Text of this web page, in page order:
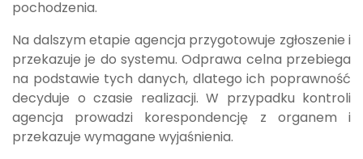
pochodzenia.
Na dalszym etapie agencja przygotowuje zgłoszenie i
przekazuje je do systemu. Odprawa celna przebiega
na podstawie tych danych, dlatego ich poprawność
decyduje o czasie realizacji. W przypadku kontroli
agencja prowadzi korespondencję z organem i
przekazuje wymagane wyjaśnienia.